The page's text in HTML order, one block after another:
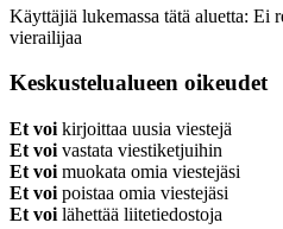
Käyttäjiä lukemassa tätä aluetta: Ei
vierailijaa
Keskustelualueen oikeudet
Et voi kirjoittaa uusia viestejä
Et voi vastata viestiketjuihin
Et voi muokata omia viestejäsi
Et voi poistaa omia viestejäsi
Et voi lähettää liitetiedostoja